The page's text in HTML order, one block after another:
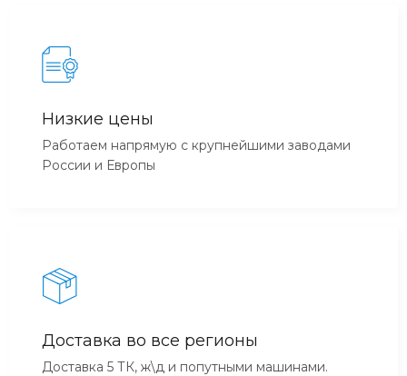
Низкие цены
Работаем напрямую с крупнейшими заводами
России и Европы
Доставка во все регионы
Доставка 5 ТК, ж\д и попутными машинами.